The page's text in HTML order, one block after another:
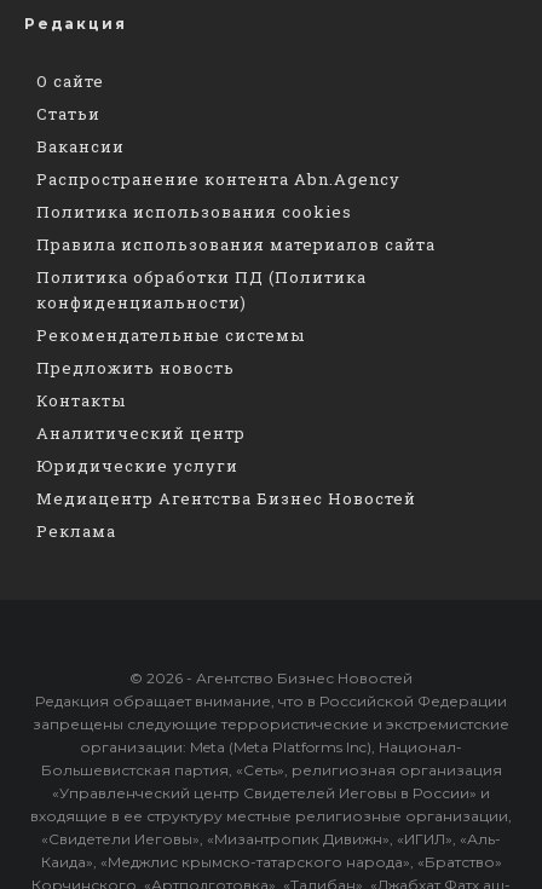
Редакция
О сайте
Статьи
Вакансии
Распространение контента Abn.Agency
Политика использования cookies
Правила использования материалов сайта
Политика обработки ПД (Политика
конфиденциальности)
Рекомендательные системы
Предложить новость
Контакты
Аналитический центр
Юридические услуги
Медиацентр Агентства Бизнес Новостей
Реклама
© 2026 - Агентство Бизнес Новостей
Редакция обращает внимание, что в Российской Федерации
запрещены следующие террористические и экстремистские
организации: Meta (Meta Platforms Inc), Национал-
Большевистская партия, «Сеть», религиозная организация
«Управленческий центр Свидетелей Иеговы в России» и
входящие в ее структуру местные религиозные организации,
«Свидетели Иеговы», «Мизантропик Дивижн», «ИГИЛ», «Аль-
Каида», «Меджлис крымско-татарского народа», «Братство»
Корчинского, «Артподготовка», «Талибан», «Джабхат Фатх аш-